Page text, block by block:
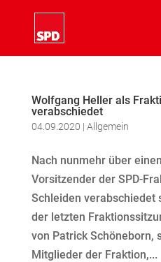
Wolfgang Heller als
verabschiedet
04.09.2020 | Allgemein
Nach nunmehr über
Vorsitzender der SPD-
Schleiden verabschiedet
der letzten
von Patrick Schöneborn,
Mitglieder der Fraktion,...